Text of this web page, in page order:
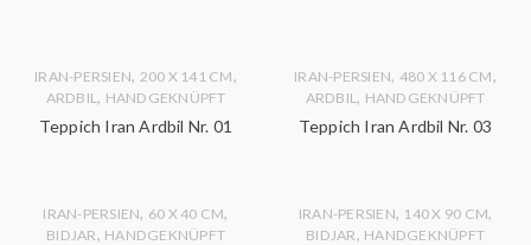
IRAN-PERSIEN, 200 X 141 CM,
ARDBIL, HANDGEKNÜPFT
Teppich Iran Ardbil Nr. 01
IRAN-PERSIEN, 480 X 116 CM,
ARDBIL, HANDGEKNÜPFT
Teppich Iran Ardbil Nr. 03
IRAN-PERSIEN, 60 X 40 CM,
BIDJAR, HANDGEKNÜPFT
IRAN-PERSIEN, 140 X 90 CM,
BIDJAR, HANDGEKNÜPFT